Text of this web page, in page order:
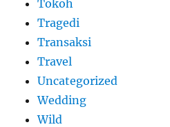
Tokoh
Tragedi
Transaksi
Travel
Uncategorized
Wedding
Wild